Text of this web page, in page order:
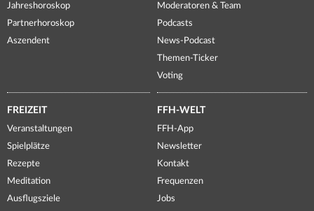
Jahreshoroskop
Partnerhoroskop
Aszendent
Moderatoren & Team
Podcasts
News-Podcast
Themen-Ticker
Voting
FREIZEIT
Veranstaltungen
Spielplätze
Rezepte
Meditation
Ausflugsziele
FFH-WELT
FFH-App
Newsletter
Kontakt
Frequenzen
Jobs